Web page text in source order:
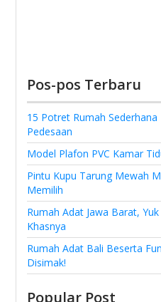
Pos-pos Terbaru
15 Potret Rumah
Pedesaan
Model Plafon PVC Kamar
Pintu Kupu Tarung Mewah
Memilih
Rumah Adat Jawa Barat,
Khasnya
Rumah Adat Bali Beserta
Disimak!
Popular Post